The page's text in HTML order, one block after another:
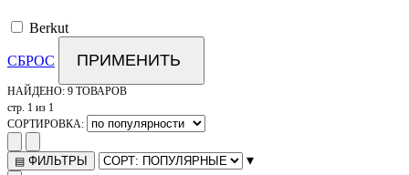
Berkut
СБРОС ПРИМЕНИТЬ
НАЙДЕНО: 9 ТОВАРОВ
стр. 1 из 1
СОРТИРОВКА:
▤ ФИЛЬТРЫ ▾